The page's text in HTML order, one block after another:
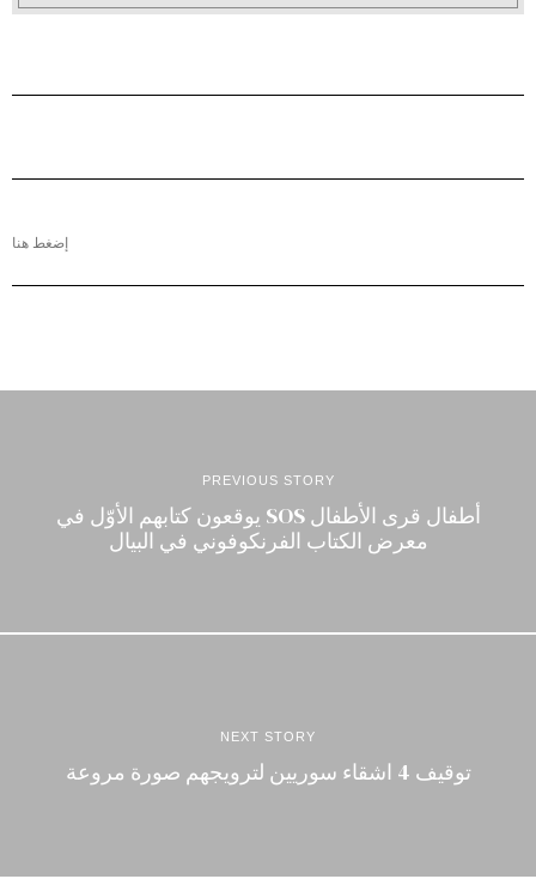
إضغط هنا
PREVIOUS STORY
أطفال قرى الأطفال SOS يوقعون كتابهم الأوّل في
معرض الكتاب الفرنكوفوني في البيال
NEXT STORY
توقيف 4 اشقاء سوريين لترويجهم صورة مروعة